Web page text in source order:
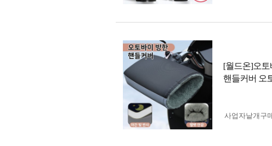
[월드온]오토
핸들커버 오
사업자 낱개구